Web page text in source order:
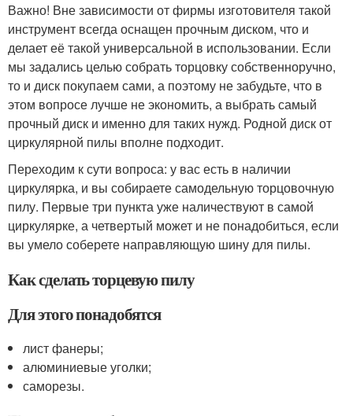
Важно! Вне зависимости от фирмы изготовителя такой
инструмент всегда оснащен прочным диском, что и
делает её такой универсальной в использовании. Если
мы задались целью собрать торцовку собственноручно,
то и диск покупаем сами, а поэтому не забудьте, что в
этом вопросе лучше не экономить, а выбрать самый
прочный диск и именно для таких нужд. Родной диск от
циркулярной пилы вполне подходит.
Переходим к сути вопроса: у вас есть в наличии
циркулярка, и вы собираете самодельную торцовочную
пилу. Первые три пункта уже наличествуют в самой
циркулярке, а четвертый может и не понадобиться, если
вы умело соберете направляющую шину для пилы.
Как сделать торцевую пилу
Для этого понадобятся
лист фанеры;
алюминиевые уголки;
саморезы.